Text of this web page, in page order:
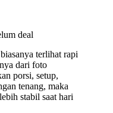
deal
terlihat rapi
dari foto
porsi, setup,
tenang, maka
stabil saat hari